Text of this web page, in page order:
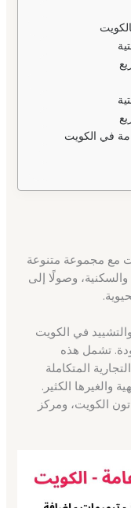
في الكويت
مع مجموعة متنوعة
والسكنية، وصولًا إلى
في الكويت
تشمل هذه
المتكاملة
والغيرها الكثير.
الكويت، ومركز